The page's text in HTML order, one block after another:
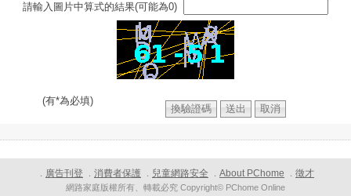
請輸入圖片中算式的結果(可能為0)
(有*為必填)
． 廣告刊登 ． 消費者保護 ． 兒童網路安全 ． About PChome ． 徵才
網路家庭版權所有、轉載必究 Copyright© PChome Online